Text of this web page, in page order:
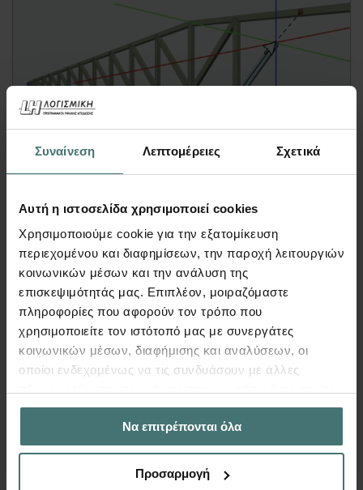
Συναίνεση Λεπτομέρειες Σχετικά
Αυτή η ιστοσελίδα χρησιμοποιεί cookies
Χρησιμοποιούμε cookie για την εξατομίκευση
περιεχομένου και διαφημίσεων, την παροχή λειτουργιών
κοινωνικών μέσων και την ανάλυση της
επισκεψιμότητάς μας. Επιπλέον, μοιραζόμαστε
πληροφορίες που αφορούν τον τρόπο που
χρησιμοποιείτε τον ιστότοπό μας με συνεργάτες
κοινωνικών μέσων, διαφήμισης και αναλύσεων, οι
οποίοι ενδεχομένως να τις συνδυάσουν με άλλες
έχουν συλλέξει σε σχέση με την από μέρους σας χρήση
των υπηρεσιών τους.Να επιτρέπονται όλα
Προσαρμογή
Video
Σύνθεση Στατικού Φορέα σε 3D
Περιβάλλον – Synthesis for Fespa
FespaC, FespaM, FespaR, FespaT | Video
Σε αυτό το video παρουσιάζεται η δυνατότητα
σύνθεσης στατικού φορέα στο 3D περιβάλλον
(OpenGL) του Fespa.
Παρουσιάζεται σύντομο παράδειγμα
μεταλλικού στεγάστρου με δικτύωμα και
θεμελίωση. Δίνεται έμφαση στις δυνατότητες
που προσφέρει το Fespa για γρήγορο στατικό
σχεδιασμό με απόλυτη εποπτεία!
Περισσότερα